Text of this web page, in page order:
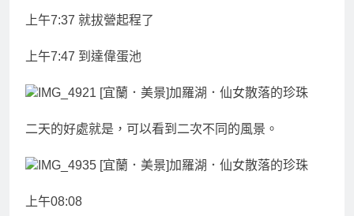
上午7:37 就拔營起程了
上午7:47 到達偉蛋池
二天的好處就是，可以看到二次不同的風景。
上午08:08